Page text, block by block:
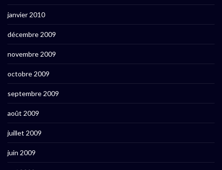
janvier 2010
décembre 2009
novembre 2009
octobre 2009
septembre 2009
août 2009
juillet 2009
juin 2009